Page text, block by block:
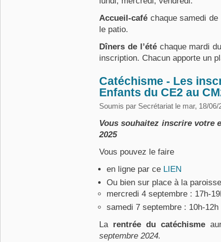
Accueil-café chaque samedi
le patio.
Dîners de l’étéchaque mardi
inscription. Chacun apporte un
Catéchisme - Les
Enfants du CE2 au
Soumis par Secrétariat le mar, 18/06/
Vous souhaitez inscrire votre
2025
Vous pouvez le faire
en ligne par ce LIEN
Ou bien sur place à la
mercredi 4 septembre : 17h-
samedi 7 septembre : 10h-12h
La rentrée du catéchisme
septembre 2024.